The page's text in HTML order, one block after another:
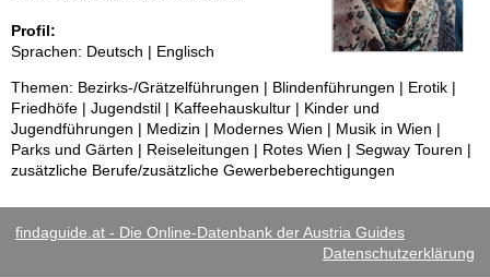
Profil:
Sprachen: Deutsch | Englisch
Themen: Bezirks-/Grätzelführungen | Blindenführungen | Erotik |
Friedhöfe | Jugendstil | Kaffeehauskultur | Kinder und
Jugendführungen | Medizin | Modernes Wien | Musik in Wien |
Parks und Gärten | Reiseleitungen | Rotes Wien | Segway Touren |
zusätzliche Berufe/zusätzliche Gewerbeberechtigungen
findaguide.at - Die Online-Datenbank der Austria Guides
Datenschutzerklärung